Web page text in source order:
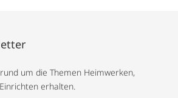
um die Themen Heimwerken,
erhalten.